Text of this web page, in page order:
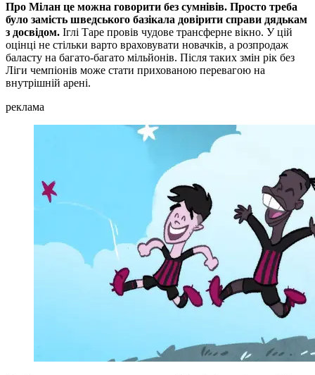
Про Мілан це можна говорити без сумнівів. Просто треба
було замість шведського базікала довірити справи дядькам
з досвідом. Іглі Таре провів чудове трансферне вікно. У цій
оцінці не стільки варто враховувати новачків, а розпродаж
баласту на багато-багато мільйонів. Після таких змін рік без
Ліги чемпіонів може стати прихованою перевагою на
внутрішній арені.
реклама